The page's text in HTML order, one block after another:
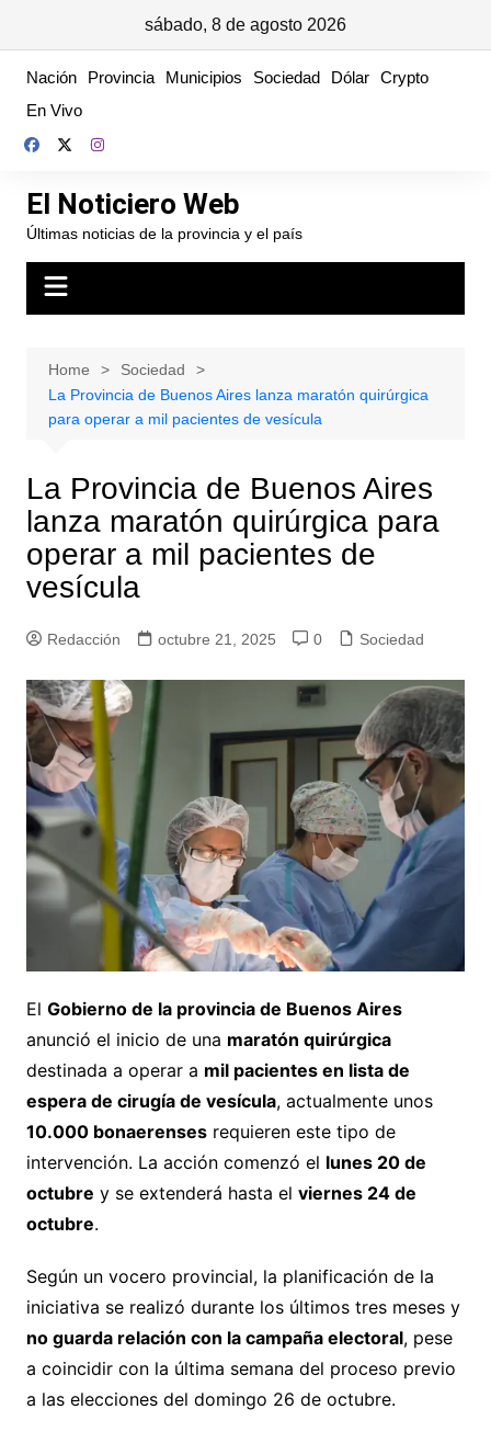
sábado, 8 de agosto 2026
content
Nación Provincia Municipios Sociedad Dólar Crypto
En Vivo
El Noticiero Web
Últimas noticias de la provincia y el país
Home
Sociedad
La Provincia de Buenos Aires lanza maratón quirúrgica
para operar a mil pacientes de vesícula
La Provincia de Buenos Aires
lanza maratón quirúrgica para
operar a mil pacientes de
vesícula
Redacción octubre 21, 2025 0 Sociedad
El Gobierno de la provincia de Buenos Aires
anunció el inicio de una maratón quirúrgica
destinada a operar a mil pacientes en lista de
espera de cirugía de vesícula, actualmente unos
10.000 bonaerensesrequieren este tipo de
intervención. La acción comenzó el lunes 20 de
octubre y se extenderá hasta el viernes 24 de
octubre.
Según un vocero provincial, la planificación de la
iniciativa se realizó durante los últimos tres meses y
no guarda relación con la campaña electoral, pese
a coincidir con la última semana del proceso previo
a las elecciones del domingo 26 de octubre.